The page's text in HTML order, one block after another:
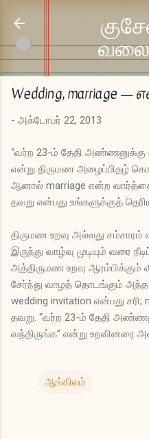
முதன்மை
Wedding, marriage
- அக்டோபர் 22, 2013
“வர்ற 23-ம் தேதி அண்ணனுக்கு
என்று திருமண அழைப்பிதழ்
ஆனால் marriage என்ற
தவறு என்பது உங்களுக்குத்
திருமண உறவு அல்லது
இருந்து வாழ்வு முடியும் வரை
அத்திருமண உறவு
சேர்ந்து வாழத் தொடங்கும்
wedding invitation என்பது சரி;
தவறு. “வர்ற 23-ம் தேதி
வந்திருங்க” என்று உறவினரை
ஆங்கிலம்